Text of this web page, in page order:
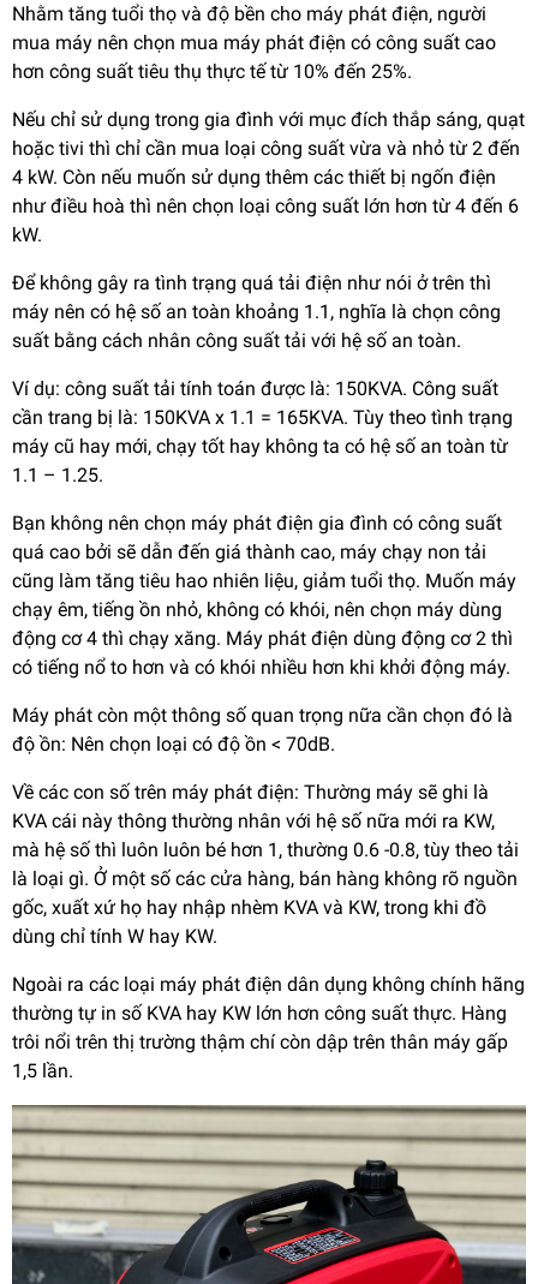
Nhằm tăng tuổi thọ và độ bền cho máy phát điện, người
mua máy nên chọn mua máy phát điện có công suất cao
hơn công suất tiêu thụ thực tế từ 10% đến 25%.
Nếu chỉ sử dụng trong gia đình với mục đích thắp sáng, quạt
hoặc tivi thì chỉ cần mua loại công suất vừa và nhỏ từ 2 đến
4 kW. Còn nếu muốn sử dụng thêm các thiết bị ngốn điện
như điều hoà thì nên chọn loại công suất lớn hơn từ 4 đến 6
kW.
Để không gây ra tình trạng quá tải điện như nói ở trên thì
máy nên có hệ số an toàn khoảng 1.1, nghĩa là chọn công
suất bằng cách nhân công suất tải với hệ số an toàn.
Ví dụ: công suất tải tính toán được là: 150KVA. Công suất
cần trang bị là: 150KVA x 1.1 = 165KVA. Tùy theo tình trạng
máy cũ hay mới, chạy tốt hay không ta có hệ số an toàn từ
1.1 – 1.25.
Bạn không nên chọn máy phát điện gia đình có công suất
quá cao bởi sẽ dẫn đến giá thành cao, máy chạy non tải
cũng làm tăng tiêu hao nhiên liệu, giảm tuổi thọ. Muốn máy
chạy êm, tiếng ồn nhỏ, không có khói, nên chọn máy dùng
động cơ 4 thì chạy xăng. Máy phát điện dùng động cơ 2 thì
có tiếng nổ to hơn và có khói nhiều hơn khi khởi động máy.
Máy phát còn một thông số quan trọng nữa cần chọn đó là
độ ồn: Nên chọn loại có độ ồn < 70dB.
Về các con số trên máy phát điện: Thường máy sẽ ghi là
KVA cái này thông thường nhân với hệ số nữa mới ra KW,
mà hệ số thì luôn luôn bé hơn 1, thường 0.6 -0.8, tùy theo tải
là loại gì. Ở một số các cửa hàng, bán hàng không rõ nguồn
gốc, xuất xứ họ hay nhập nhèm KVA và KW, trong khi đồ
dùng chỉ tính W hay KW.
Ngoài ra các loại máy phát điện dân dụng không chính hãng
thường tự in số KVA hay KW lớn hơn công suất thực. Hàng
trôi nổi trên thị trường thậm chí còn dập trên thân máy gấp
1,5 lần.